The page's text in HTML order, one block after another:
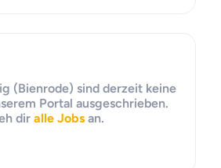
(Bienrode) sind derzeit keine
Portal ausgeschrieben.
dir alle Jobsan.